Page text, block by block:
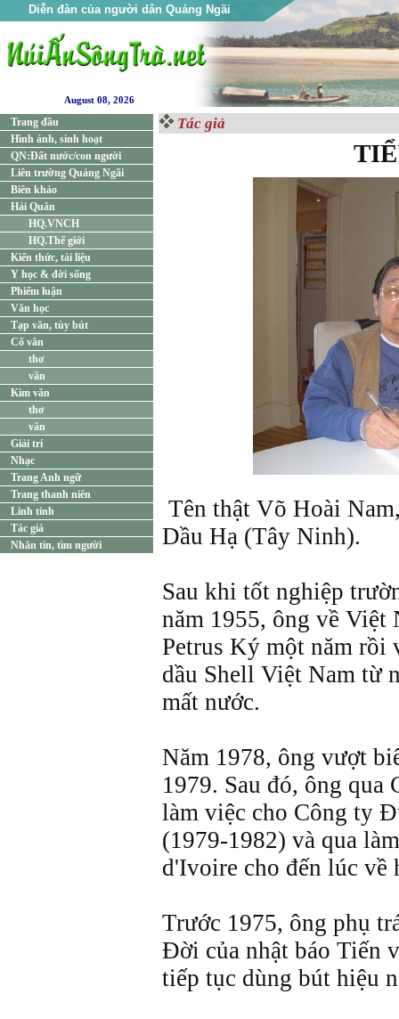
Diễn đàn của người dân Quảng Ngãi
August 08, 2026
Trang đầu
Hình ảnh, sinh hoạt
QN:Đất nước/con người
Liên trường Quảng Ngãi
Biên khảo
Hải Quân
HQ.VNCH
HQ.Thế giới
Kiến thức, tài liệu
Y học & đời sống
Phiếm luận
Văn học
Tạp văn, tùy bút
Cổ văn
thơ
văn
Kim văn
thơ
văn
Giải trí
Nhạc
Trang Anh ngữ
Trang thanh niên
Linh tinh
Tác giả
Nhắn tin, tìm người
Tác giả
Tên thật Võ Hoài
Dầu Hạ (Tây Ninh).
Sau khi tốt nghiệp
năm 1955, ông về
Petrus Ký một năm rồi
dầu Shell Việt Nam từ
mất nước.
Năm 1978, ông vượt
1979. Sau đó, ông qua
làm việc cho Công ty
(1979-1982) và qua
d'Ivoire cho đến lúc về
Trước 1975, ông phụ
Đời của nhật báo Tiến
tiếp tục dùng bút hiệu